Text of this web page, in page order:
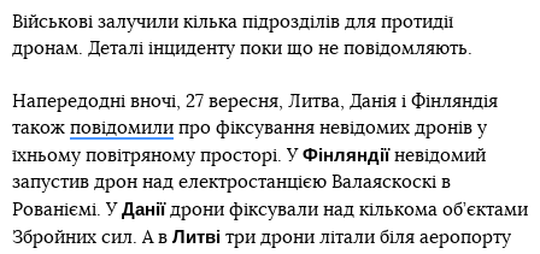
Військові залучили кілька підрозділів для протидії
дронам. Деталі інциденту поки що не повідомляють.
Напередодні вночі, 27 вересня, Литва, Данія і Фінляндія
також повідомили про фіксування невідомих дронів у
їхньому повітряному просторі. У Фінляндії невідомий
запустив дрон над електростанцією Валаяскоскі в
Рованіємі. У Данії дрони фіксували над кількома об’єктами
Збройних сил. А в Литві три дрони літали біля аеропорту